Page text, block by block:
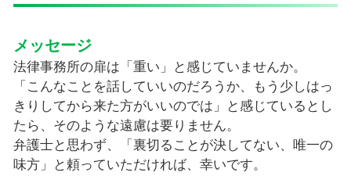
メッセージ
法律事務所の扉は「重い」と感じていませんか。
「こんなことを話していいのだろうか、もう少しはっ
きりしてから来た方がいいのでは」と感じているとし
たら、そのような遠慮は要りません。
弁護士と思わず、「裏切ることが決してない、唯一の
味方」と頼っていただければ、幸いです。